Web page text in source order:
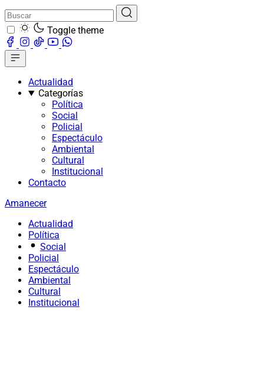
Toggle theme
Actualidad
Categorías
Política
Social
Policial
Espectáculo
Ambiental
Cultural
Institucional
Contacto
Amanecer
Actualidad
Política
Social
Policial
Espectáculo
Ambiental
Cultural
Institucional